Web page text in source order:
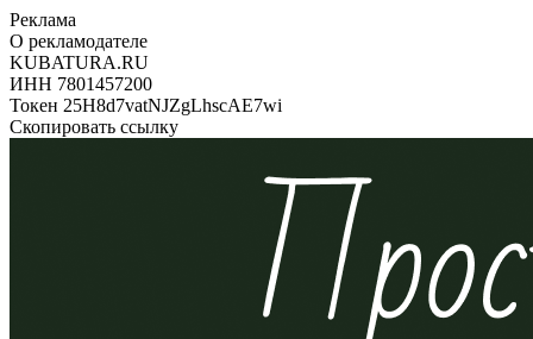
Реклама
О рекламодателе
KUBATURA.RU
ИНН 7801457200
Токен 25H8d7vatNJZgLhscAE7wi
Скопировать ссылку